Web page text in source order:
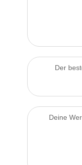
Der
Deine